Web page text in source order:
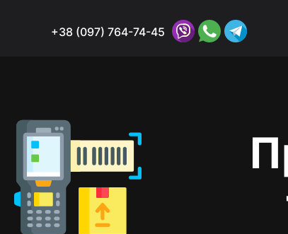
+38 (097) 764-74-45